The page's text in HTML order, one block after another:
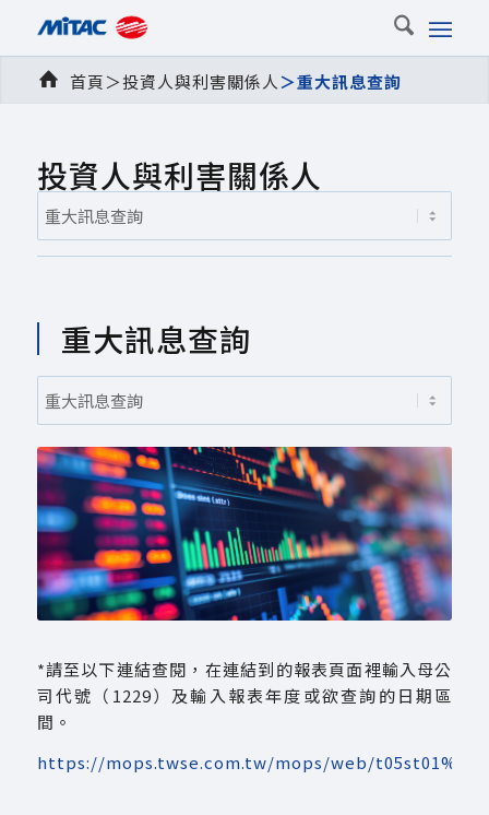
首頁＞投資人與利害關係人＞重大訊息查詢
投資人與利害關係人
重大訊息查詢
*請至以下連結查閱，在連結到的報表頁面裡輸入母公
司代號（1229）及輸入報表年度或欲查詢的日期區
間。
https://mops.twse.com.tw/mops/web/t05st01%3E*